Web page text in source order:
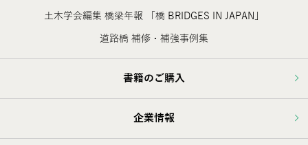
土木学会編集 橋梁年報 「橋 BRIDGES IN JAPAN」
道路橋 補修・補強事例集
書籍のご購入
企業情報